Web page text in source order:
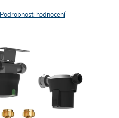
Podrobnosti hodnocení